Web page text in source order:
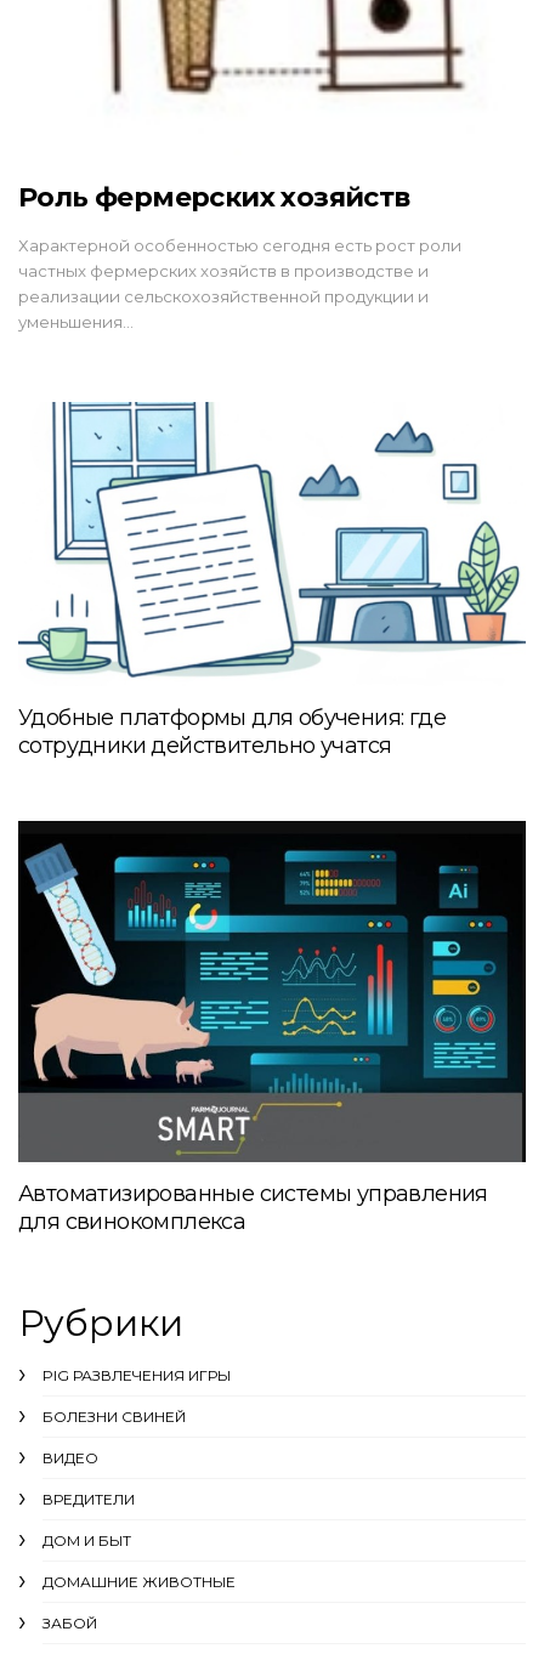
Роль фермерских хозяйств
Характерной особенностью сегодня есть рост роли
частных фермерских хозяйств в производстве и
реализации сельскохозяйственной продукции и
уменьшения…
Удобные платформы для обучения: где
сотрудники действительно учатся
Автоматизированные системы управления
для свинокомплекса
Рубрики
PIG РАЗВЛЕЧЕНИЯ ИГРЫ
БОЛЕЗНИ СВИНЕЙ
ВИДЕО
ВРЕДИТЕЛИ
ДОМ И БЫТ
ДОМАШНИЕ ЖИВОТНЫЕ
ЗАБОЙ